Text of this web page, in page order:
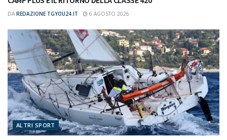
DA REDAZIONE TGYOU24.IT 6 AGOSTO 2026
ALTRI SPORT